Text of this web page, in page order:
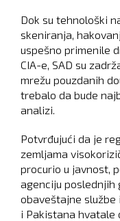
Dok su tehnološki
skeniranja,
uspešno primenile
CIA-e, SAD su
mrežu pouzdanih
trebalo da bude
analizi.
Potvrđujući da je
zemljama
procurio u javnost,
agenciju poslednjih
obaveštajne službe
i Pakistana hvatale